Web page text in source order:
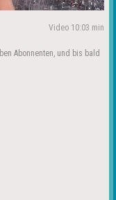
Video 10:03 min
Abonnenten, und bis bald